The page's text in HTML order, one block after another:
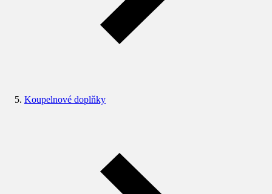
Koupelnové doplňky